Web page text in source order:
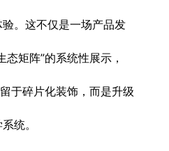
。这不仅是一场产品发
矩阵”的系统性展示，
于碎片化装饰，而是升级
统。